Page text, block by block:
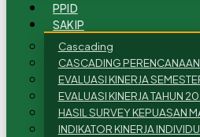
PPID
SAKIP
Cascading
CASCADING
EVALUASI KINERJA
EVALUASI KINERJA TAHUN
HASIL SURVEY KEPUASAN
INDIKATOR KINERJA